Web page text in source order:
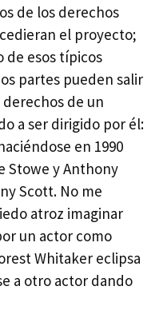
de los derechos
el proyecto;
de esos típicos
partes pueden salir
de un
a ser dirigido por él:
en 1990
Stowe y Anthony
Scott. No me
atroz imaginar
un actor como
Whitaker eclipsa
a otro actor dando